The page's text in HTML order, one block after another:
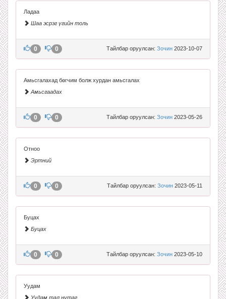
Ладаа
Шаа эсрэг үгийн толь
Тайлбар оруулсан: Зочин 2023-10-07
0 0
Амьсгалахад бөгчим болж хурдан амьсгалах
Амьсгаадах
Тайлбар оруулсан: Зочин 2023-05-26
0 0
Отноо
Эртний
Тайлбар оруулсан: Зочин 2023-05-11
0 0
Буцах
Буцах
Тайлбар оруулсан: Зочин 2023-05-10
0 0
Уудам
Уудам тал нутаг